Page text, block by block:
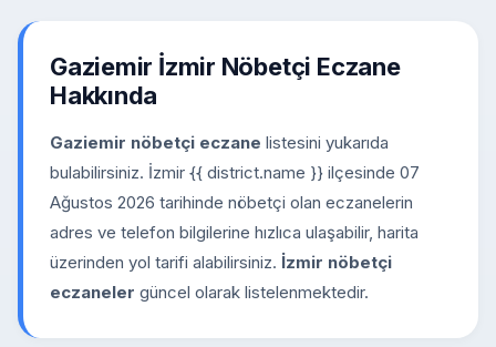
Gaziemir İzmir Nöbetçi Eczane
Hakkında
Gaziemir nöbetçi eczane listesini yukarıda
bulabilirsiniz. İzmir {{ district.name }} ilçesinde 07
Ağustos 2026 tarihinde nöbetçi olan eczanelerin
adres ve telefon bilgilerine hızlıca ulaşabilir, harita
üzerinden yol tarifi alabilirsiniz. İzmir nöbetçi
eczaneler güncel olarak listelenmektedir.